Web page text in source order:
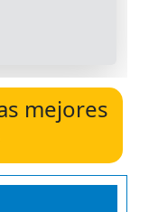
mejores